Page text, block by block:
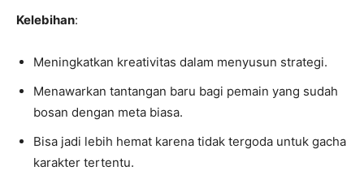
Kelebihan:
Meningkatkan kreativitas dalam menyusun strategi.
Menawarkan tantangan baru bagi pemain yang sudah
bosan dengan meta biasa.
Bisa jadi lebih hemat karena tidak tergoda untuk gacha
karakter tertentu.